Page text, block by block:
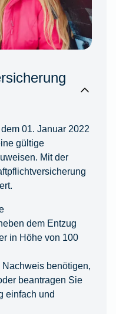
01. Januar 2022
gültige
Mit der
dem Entzug
in Höhe von 100
benötigen,
beantragen Sie
einfach und